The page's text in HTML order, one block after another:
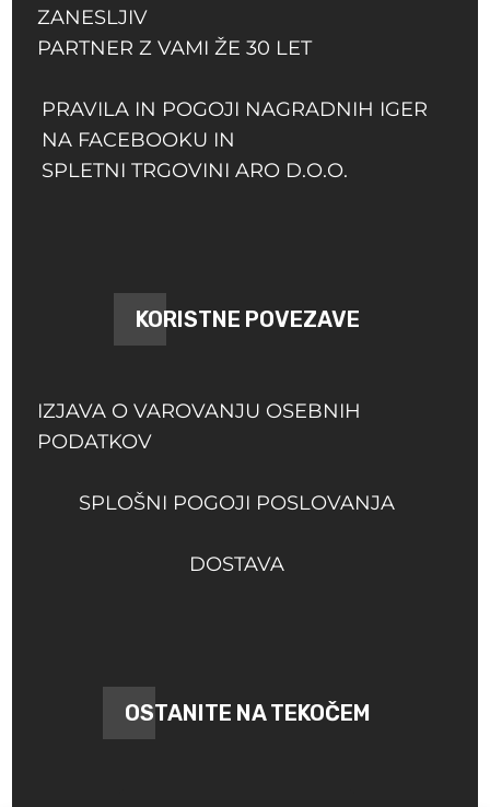
ZANESLJIV
PARTNER Z VAMI ŽE 30 LET
PRAVILA IN POGOJI NAGRADNIH IGER
NA FACEBOOKU IN
SPLETNI TRGOVINI ARO D.O.O.
KORISTNE POVEZAVE
IZJAVA O VAROVANJU OSEBNIH
PODATKOV
SPLOŠNI POGOJI POSLOVANJA
DOSTAVA
OSTANITE NA TEKOČEM